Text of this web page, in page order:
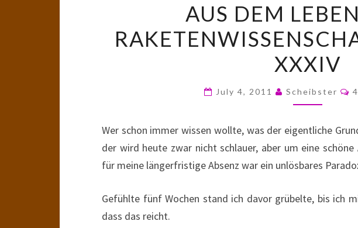
DEM
LEBEN
EINES
XXXIV
AUS DEM
XXXIV
July 4, 2011 Scheibster
Wer schon immer wissen wollte, was der eigentliche
der wird heute zwar nicht schlauer, aber um eine
für meine längerfristige Absenz war ein unlösbares
Gefühlte fünf Wochen stand ich davor grübelte, bis ich
dass das reicht.